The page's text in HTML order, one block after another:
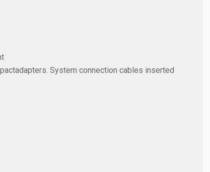
System connection cables inserted